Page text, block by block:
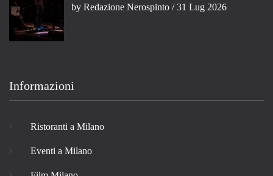
by Redazione Nerospinto / 31 Lug 2026
Informazioni
Ristoranti a Milano
Eventi a Milano